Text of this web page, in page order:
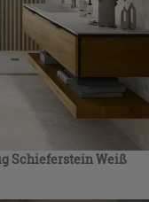
Schieferstein Weiß